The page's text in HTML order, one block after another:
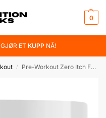
0
GJØR ET KUPP NÅ!
/ Pre-Workout Zero Itch Formula – 280g